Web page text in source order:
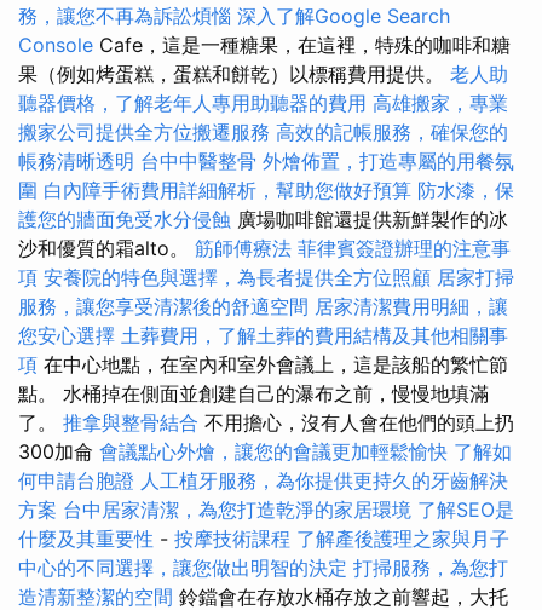
務，讓您不再為訴訟煩惱 深入了解Google Search
Console Cafe，這是一種糖果，在這裡，特殊的咖啡和糖
果（例如烤蛋糕，蛋糕和餅乾）以標稱費用提供。 老人助
聽器價格，了解老年人專用助聽器的費用 高雄搬家，專業
搬家公司提供全方位搬遷服務 高效的記帳服務，確保您的
帳務清晰透明 台中中醫整骨 外燴佈置，打造專屬的用餐氛
圍 白內障手術費用詳細解析，幫助您做好預算 防水漆，保
護您的牆面免受水分侵蝕 廣場咖啡館還提供新鮮製作的冰
沙和優質的霜alto。 筋師傅療法 菲律賓簽證辦理的注意事
項 安養院的特色與選擇，為長者提供全方位照顧 居家打掃
服務，讓您享受清潔後的舒適空間 居家清潔費用明細，讓
您安心選擇 土葬費用，了解土葬的費用結構及其他相關事
項 在中心地點，在室內和室外會議上，這是該船的繁忙節
點。 水桶掉在側面並創建自己的瀑布之前，慢慢地填滿
了。 推拿與整骨結合 不用擔心，沒有人會在他們的頭上扔
300加侖 會議點心外燴，讓您的會議更加輕鬆愉快 了解如
何申請台胞證 人工植牙服務，為你提供更持久的牙齒解決
方案 台中居家清潔，為您打造乾淨的家居環境 了解SEO是
什麼及其重要性 - 按摩技術課程 了解產後護理之家與月子
中心的不同選擇，讓您做出明智的決定 打掃服務，為您打
造清新整潔的空間 鈴鐺會在存放水桶存放之前響起，大托